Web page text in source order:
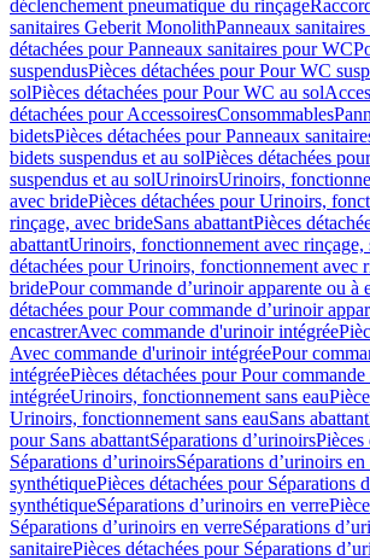
déclenchement pneumatique du rinçage
sanitaires Geberit MonolithPanneaux
détachées pour Panneaux sanitaires pour WC
suspendusPièces détachées pour Pour WC
solPièces détachées pour Pour WC au sol
détachées pour AccessoiresConsommables
bidetsPièces détachées pour Panneaux
bidets suspendus et au solPièces détachées
suspendus et au solUrinoirsUrinoirs,
avec bridePièces détachées pour Urinoirs,
rinçage, avec brideSans abattantPièces
abattantUrinoirs, fonctionnement avec rinçage,
détachées pour Urinoirs, fonctionnement avec
bridePour commande d’urinoir apparente ou à
détachées pour Pour commande d’urinoir
encastrerAvec commande d'urinoir intégrée
Avec commande d'urinoir intégréePour
intégréePièces détachées pour Pour
intégréeUrinoirs, fonctionnement sans eau
Urinoirs, fonctionnement sans eauSans abattant
pour Sans abattantSéparations d’urinoirsPièces
Séparations d’urinoirsSéparations d’urinoirs
synthétiquePièces détachées pour Séparations
synthétiqueSéparations d’urinoirs en verre
Séparations d’urinoirs en verreSéparations
sanitairePièces détachées pour Séparations